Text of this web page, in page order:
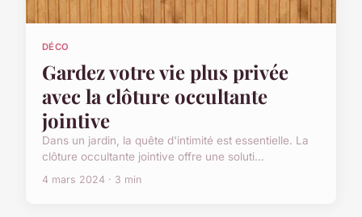
DÉCO
Gardez votre vie plus privée
avec la clôture occultante
jointive
Dans un jardin, la quête d'intimité est essentielle. La
clôture occultante jointive offre une soluti...
4 mars 2024 · 3 min